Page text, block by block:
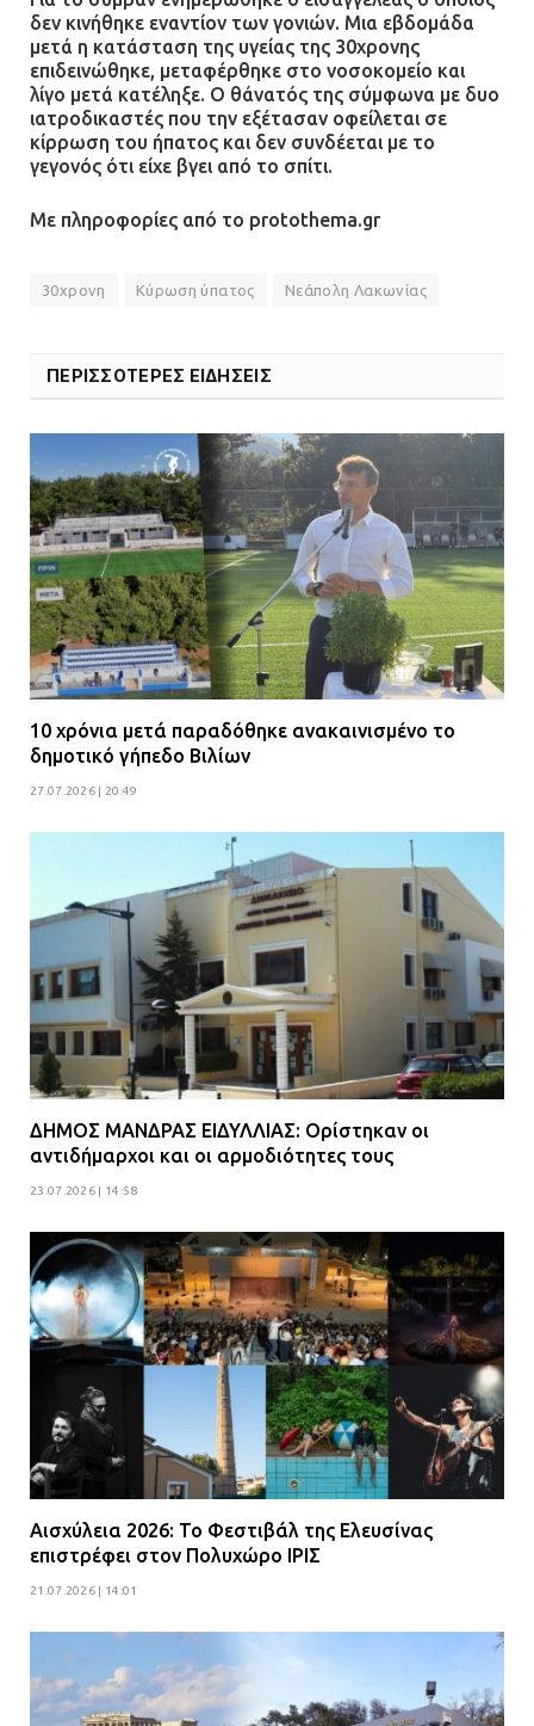
Α.Τ. Ομονοίας: Ο Εισαγγελέας
πρότεινε την αθώωση των
αστυνομικών
08.07.2026 | 16:24
Ο δήμαρχος Μάνδρας δώρισε όλους
τους μισθούς του 2025 στο Θριάσιο
για μηχάνημα καρδιολογικών
επεμβάσεων
ενισχύουν την Πολιτική Προστασία
Ομάδα ατόμων επιτέθηκε με
ρόπαλα και μαχαίρια σε δύο
ανήλικους
08.07.2026 | 09:38
Άνω Λιόσια: Έριξαν τα ναρκωτικά
σε σκουπιδοφάγο για να μη τα βρει
η αστυνομία – Λογάριασαν χωρίς
τον ειδικό σκύλο
07.07.2026 | 09:56
Βούλα: Κραυγή αγωνίας από
κατοίκους για την οδό Άρεως –
«Τρέχουν με 90 χλμ. μέσα στη
γειτονιά»
07.07.2026 | 09:48
δεν κινήθηκε εναντίον των γονιών. Μια εβδομάδα
μετά η κατάσταση της υγείας της 30χρονης
επιδεινώθηκε, μεταφέρθηκε στο νοσοκομείο και
λίγο μετά κατέληξε. Ο θάνατός της σύμφωνα με δυο
ιατροδικαστές που την εξέτασαν οφείλεται σε
κίρρωση του ήπατος και δεν συνδέεται με το
γεγονός ότι είχε βγει από το σπίτι.
Με πληροφορίες από το protothema.gr
30χρονη Κύρωση ύπατος Νεάπολη Λακωνίας
ΠΕΡΙΣΣΟΤΕΡΕΣ ΕΙΔΗΣΕΙΣ
10 χρόνια μετά παραδόθηκε ανακαινισμένο το
δημοτικό γήπεδο Βιλίων
27.07.2026 | 20:49
ΔΗΜΟΣ ΜΑΝΔΡΑΣ ΕΙΔΥΛΛΙΑΣ: Ορίστηκαν οι
αντιδήμαρχοι και οι αρμοδιότητες τους
23.07.2026 | 14:58
Αισχύλεια 2026: Το Φεστιβάλ της Ελευσίνας
επιστρέφει στον Πολυχώρο ΙΡΙΣ
21.07.2026 | 14:01